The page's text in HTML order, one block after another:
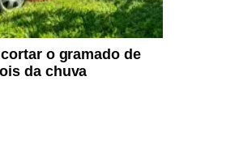
o gramado de
da chuva